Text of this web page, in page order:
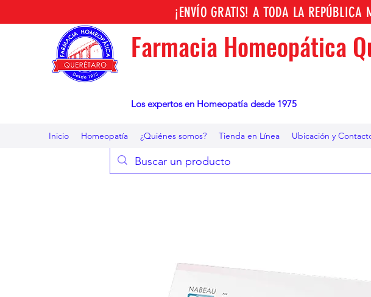
Farmacia Homeopática
Los expertos en Homeopatía desde 1975
Inicio Homeopatía ¿Quiénes somos? Tienda en Línea Ubicación y
¡ENVÍO GRATIS! A TODA LA